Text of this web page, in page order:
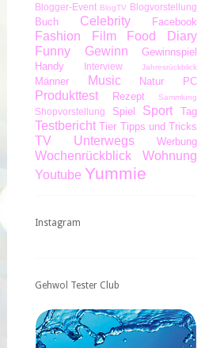
Blogger-Event BlogTV Blogvorstellung
Buch Celebrity Facebook
Fashion Film
Food Diary
Funny
Gewinn
Gewinnspiel
Handy
Interview Jahresrückblick
Männer Music Natur PC
Produkttest Rezept Sammlung
Shopvorstellung Spiel Sport Tag
Testbericht Tier Tipps und Tricks
TV Unterwegs Werbung
Wochenrückblick
Wohnung
Youtube Yummie
Instagram
Gehwol Tester Club